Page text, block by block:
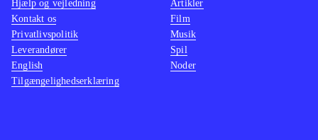
Hjælp og vejledning
Kontakt os
Privatlivspolitik
Leverandører
English
Tilgængelighedserklæring
Artikler
Film
Musik
Spil
Noder